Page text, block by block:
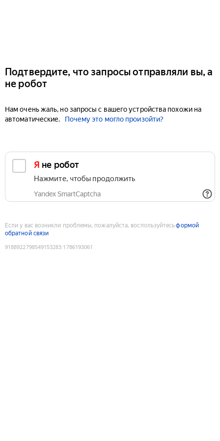
Подтвердите, что запросы отправляли вы, а
не робот
Нам очень жаль, но запросы с вашего устройства похожи на
автоматические.
Почему это могло произойти?
Я не робот
Нажмите, чтобы продолжить
Yandex SmartCaptcha
Если у вас возникли проблемы, пожалуйста, воспользуйтесьформой
обратной связи
9188922798549153283:1786193061